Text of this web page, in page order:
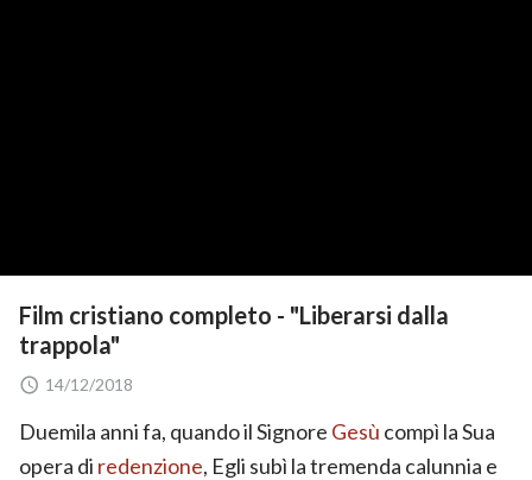
Film cristiano completo - "Liberarsi dalla
trappola"
14/12/2018
Duemila anni fa, quando il Signore Gesù compì la Sua
opera di redenzione, Egli subì la tremenda calunnia e